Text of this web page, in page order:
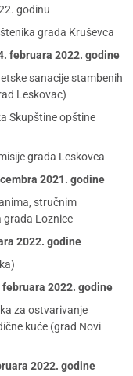
godinu
grada Kruševca
februara 2022. godine
sanacije stambenih
Leskovac)
Skupštine opštine
grada Leskovca
2021. godine
stručnim
grada Loznice
2022. godine
februara 2022. godine
za ostvarivanje
kuće (grad Novi
2022. godine